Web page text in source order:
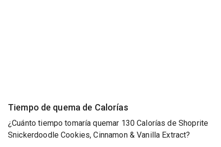
Tiempo de quema de Calorías
¿Cuánto tiempo tomaría quemar 130 Calorías de Shoprite
Snickerdoodle Cookies, Cinnamon & Vanilla Extract?